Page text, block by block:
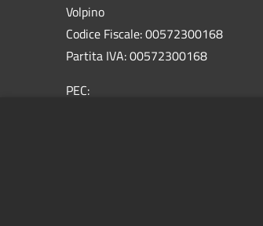
Volpino
Codice Fiscale: 00572300168
Partita IVA: 00572300168
PEC: